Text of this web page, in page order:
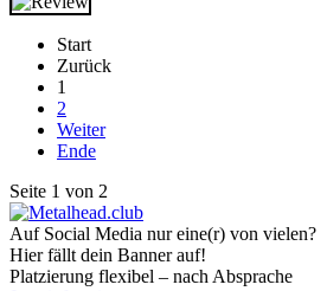
Start
Zurück
1
2
Weiter
Ende
Seite 1 von 2
Auf Social Media nur eine(r) von vielen?
Hier fällt dein Banner auf!
Platzierung flexibel – nach Absprache